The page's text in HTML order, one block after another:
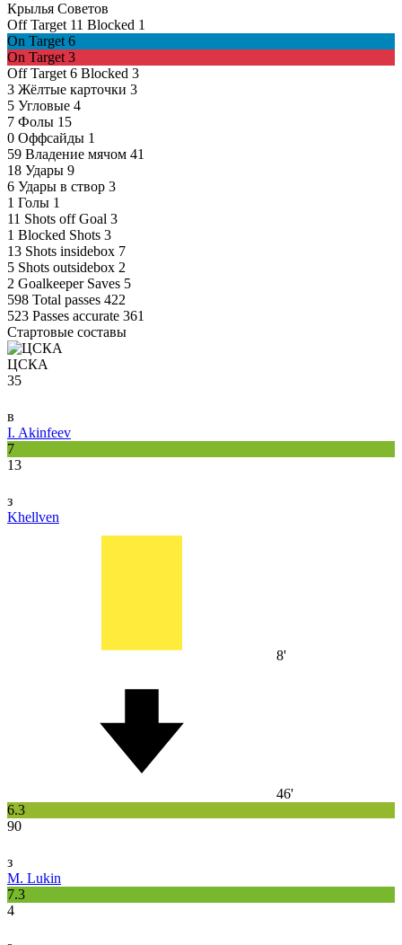
Крылья Советов
Off Target 11 Blocked 1
On Target 6
On Target 3
Off Target 6 Blocked 3
3 Жёлтые карточки 3
5 Угловые 4
7 Фолы 15
0 Оффсайды 1
59 Владение мячом 41
18 Удары 9
6 Удары в створ 3
1 Голы 1
11 Shots off Goal 3
1 Blocked Shots 3
13 Shots insidebox 7
5 Shots outsidebox 2
2 Goalkeeper Saves 5
598 Total passes 422
523 Passes accurate 361
Стартовые составы
ЦСКА
35
в
I. Akinfeev
7
13
з
Khellven
8'
46'
6.3
90
з
M. Lukin
7.3
4